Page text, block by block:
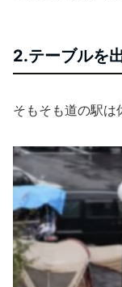
2.テーブルを
そもそも道の駅は